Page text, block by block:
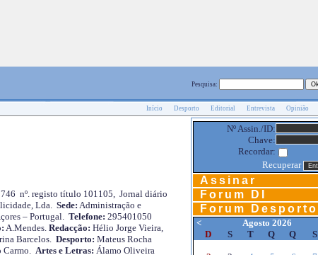
Pesquisa:
Início Desporto Editorial Entrevista Opinião
nº. registo título 101105, Jornal diário
Lda. Sede: Administração e
– Portugal. Telefone: 295401050
A.Mendes. Redacção: Hélio Jorge Vieira,
Barcelos. Desporto: Mateus Rocha
Carmo. Artes e Letras: Álamo Oliveira
Nº Assin./ID:
Chave:
Recordar:
Recuperar
Assinar
Forum DI
Forum Desporto
<
Agosto 2026
D
S T Q Q S